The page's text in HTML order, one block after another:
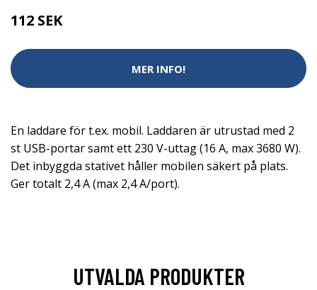
112 SEK
MER INFO!
En laddare för t.ex. mobil. Laddaren är utrustad med 2
st USB-portar samt ett 230 V-uttag (16 A, max 3680 W).
Det inbyggda stativet håller mobilen säkert på plats.
Ger totalt 2,4 A (max 2,4 A/port).
UTVALDA PRODUKTER